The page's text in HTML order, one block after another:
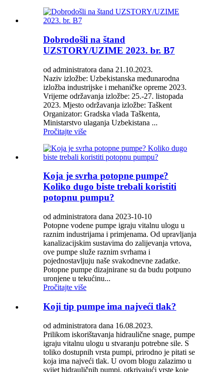
Dobrodošli na štand
UZSTORY/UZIME 2023. br. B7
od administratora dana 21.10.2023.
Naziv izložbe: Uzbekistanska međunarodna
izložba industrijske i mehaničke opreme 2023.
Vrijeme održavanja izložbe: 25.-27. listopada
2023. Mjesto održavanja izložbe: Taškent
Organizator: Gradska vlada Taškenta,
Ministarstvo ulaganja Uzbekistana ...
Pročitajte više
Koja je svrha potopne pumpe?
Koliko dugo biste trebali koristiti
potopnu pumpu?
od administratora dana 2023-10-10
Potopne vodene pumpe igraju vitalnu ulogu u
raznim industrijama i primjenama. Od upravljanja
kanalizacijskim sustavima do zalijevanja vrtova,
ove pumpe služe raznim svrhama i
pojednostavljuju naše svakodnevne zadatke.
Potopne pumpe dizajnirane su da budu potpuno
uronjene u tekućinu...
Pročitajte više
Koji tip pumpe ima najveći tlak?
od administratora dana 16.08.2023.
Prilikom iskorištavanja hidraulične snage, pumpe
igraju vitalnu ulogu u stvaranju potrebne sile. S
toliko dostupnih vrsta pumpi, prirodno je pitati se
koja ima najveći tlak. U ovom blogu zalazimo u
svijet hidrauličnih pumpi, otkrivajući vrste koje